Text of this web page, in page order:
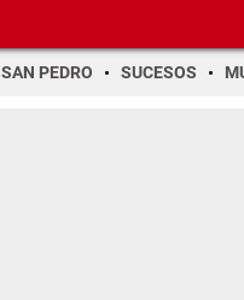
SAN PEDRO SUCESOS